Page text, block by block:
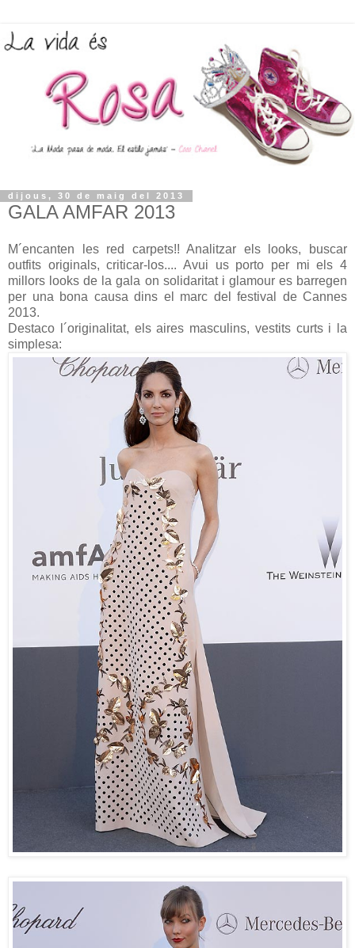
dijous, 30 de maig del 2013
GALA AMFAR 2013
M´encanten les red carpets!! Analitzar els looks, buscar
outfits originals, criticar-los.... Avui us porto per mi els 4
millors looks de la gala on solidaritat i glamour es barregen
per una bona causa dins el marc del festival de Cannes
2013.
Destaco l´originalitat, els aires masculins, vestits curts i la
simplesa: